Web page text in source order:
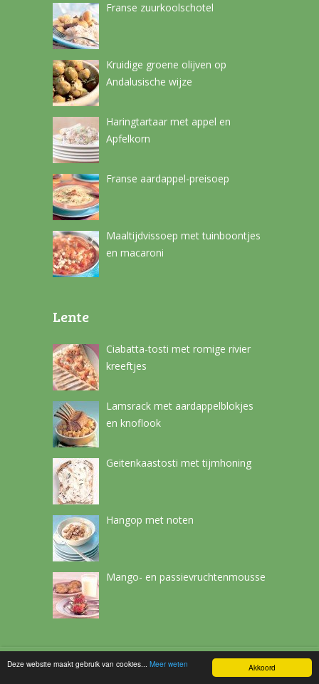
Akkoord
Deze website maakt gebruik van cookies... Meer weten
Franse zuurkoolschotel
Kruidige groene olijven op
Andalusische wijze
Haringtartaar met appel en
Apfelkorn
Franse aardappel-preisoep
Maaltijdvissoep met tuinboontjes
en macaroni
Lente
Ciabatta-tosti met romige rivier
kreeftjes
Lamsrack met aardappelblokjes
en knoflook
Geitenkaastosti met tijmhoning
Hangop met noten
Mango- en passievruchtenmousse
NetchefCopyright © 2026.